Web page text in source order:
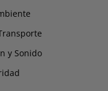
y Sonido